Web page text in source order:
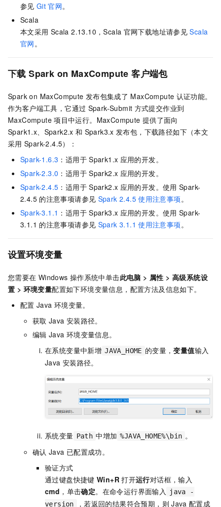
参见 Git 官网。
Scala
本文采用 Scala 2.13.10，Scala 官网下载地址请参见 Scala
官网。
下载 Spark on MaxCompute 客户端包
Spark on MaxCompute 发布包集成了 MaxCompute 认证功能。
作为客户端工具，它通过 Spark-Submit 方式提交作业到
MaxCompute 项目中运行。MaxCompute 提供了面向
Spark1.x、Spark2.x 和 Spark3.x 发布包，下载路径如下（本文
采用 Spark-2.4.5）：
Spark-1.6.3 ：适用于 Spark1.x 应用的开发。
Spark-2.3.0 ：适用于 Spark2.x 应用的开发。
Spark-2.4.5 ：适用于 Spark2.x 应用的开发。使用 Spark-
2.4.5 的注意事项请参见 Spark 2.4.5 使用注意事项。
Spark-3.1.1 ：适用于 Spark3.x 应用的开发。使用 Spark-
3.1.1 的注意事项请参见 Spark 3.1.1 使用注意事项。
设置环境变量
您需要在 Windows 操作系统中单击此电脑 > 属性 >高级系统设
置 > 环境变量配置如下环境变量信息，配置方法及信息如下。
配置 Java 环境变量。
获取 Java 安装路径。
编辑 Java 环境变量信息。
在系统变量中新增 JAVA_HOME 的变量，变量值输入
Java 安装路径。
系统变量 Path 中增加 %JAVA_HOME%\bin 。
确认 Java 已配置成功。
验证方式
通过键盘快捷键 Win+R 打开运行对话框，输入
cmd ，单击确定。在命令运行界面输入
java -
version
，若返回的结果符合预期，则 Java 配置成